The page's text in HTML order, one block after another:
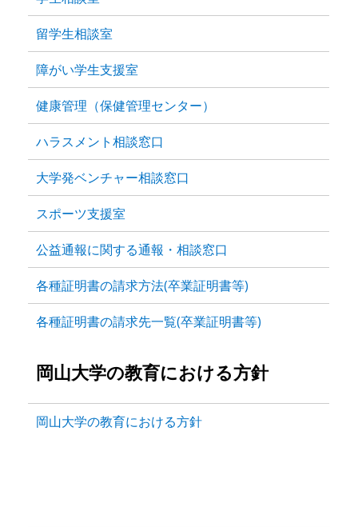
留学生相談室
障がい学生支援室
健康管理（保健管理センター）
ハラスメント相談窓口
大学発ベンチャー相談窓口
スポーツ支援室
公益通報に関する通報・相談窓口
各種証明書の請求方法(卒業証明書等)
各種証明書の請求先一覧(卒業証明書等)
岡山大学の教育における方針
岡山大学の教育における方針